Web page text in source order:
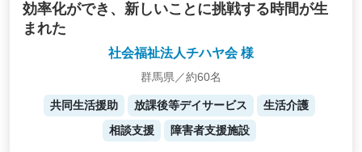
効率化ができ、新しいことに挑戦する時間が生
まれた
社会福祉法人チハヤ会 様
群馬県／約60名
共同生活援助 放課後等デイサービス
生活介護
相談支援
障害者支援施設